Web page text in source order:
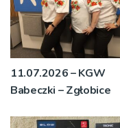
11.07.2026 – KGW
Babeczki – Zgłobice